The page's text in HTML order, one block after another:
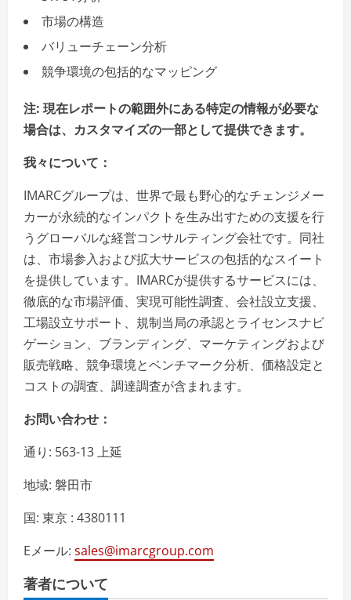
市場の構造
バリューチェーン分析
競争環境の包括的なマッピング
注: 現在レポートの範囲外にある特定の情報が必要な
場合は、カスタマイズの一部として提供できます。
我々について：
IMARCグループは、世界で最も野心的なチェンジメー
カーが永続的なインパクトを生み出すための支援を行
うグローバルな経営コンサルティング会社です。同社
は、市場参入および拡大サービスの包括的なスイート
を提供しています。IMARCが提供するサービスには、
徹底的な市場評価、実現可能性調査、会社設立支援、
工場設立サポート、規制当局の承認とライセンスナビ
ゲーション、ブランディング、マーケティングおよび
販売戦略、競争環境とベンチマーク分析、価格設定と
コストの調査、調達調査が含まれます。
お問い合わせ：
通り: 563-13 上延
地域: 磐田市
国: 東京 : 4380111
Eメール: sales@imarcgroup.com
著者について